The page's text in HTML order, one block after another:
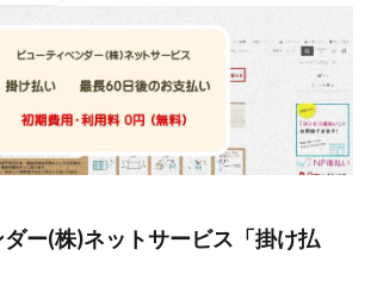
ー(株)ネットサービス「掛け払